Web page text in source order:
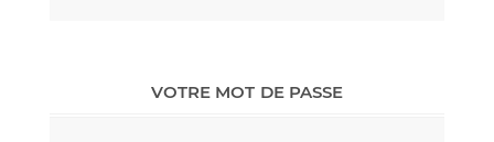
VOTRE MOT DE PASSE